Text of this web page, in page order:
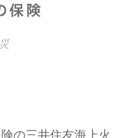
の三井住友海上火